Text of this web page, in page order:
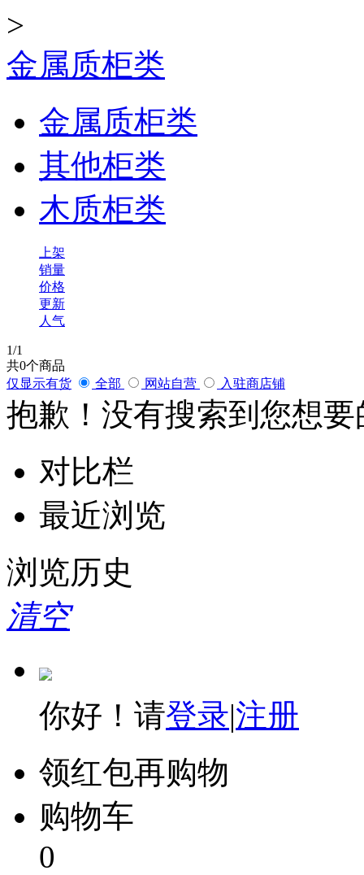
>
金属质柜类
金属质柜类
其他柜类
木质柜类
上架
销量
价格
更新
人气
1/1
共0个商品
仅显示有货
全部 网站自营 入驻商店铺
抱歉！没有搜索到您想
对比栏
最近浏览
浏览历史
清空
你好！请登录|注册
领红包再购物
购物车
0